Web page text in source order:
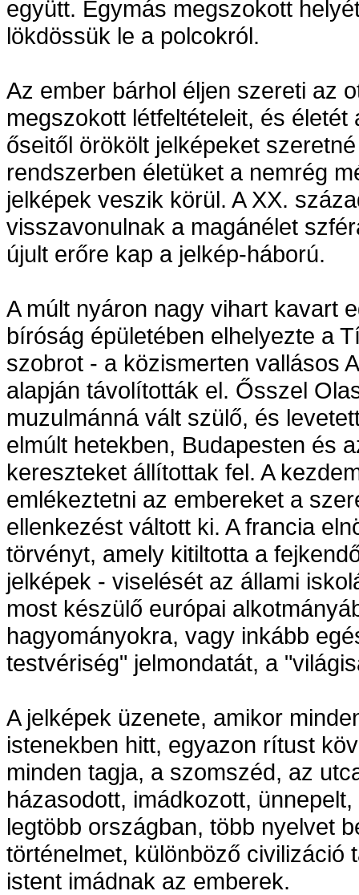
együtt. Egymás megszokott
lökdössük le a polcokról.
Az ember bárhol éljen szereti az
megszokott létfeltételeit, és
őseitől örökölt jelképeket
rendszerben életüket a nemrég
jelképek veszik körül. A XX.
visszavonulnak a magánélet
újult erőre kap a jelkép-háború.
A múlt nyáron nagy vihart kavart
bíróság épületében elhelyezte a
szobrot - a közismerten vallásos
alapján távolították el. Ősszel
muzulmánná vált szülő, és
elmúlt hetekben, Budapesten és
kereszteket állítottak fel. A
emlékeztetni az embereket a
ellenkezést váltott ki. A francia
törvényt, amely kitiltotta a
jelképek - viselését az állami
most készülő európai
hagyományokra, vagy inkább
testvériség" jelmondatát, a
A jelképek üzenete, amikor
istenekben hitt, egyazon rítust
minden tagja, a szomszéd, az
házasodott, imádkozott,
legtöbb országban, több nyelvet
történelmet, különböző civilizáció
istent imádnak az emberek.